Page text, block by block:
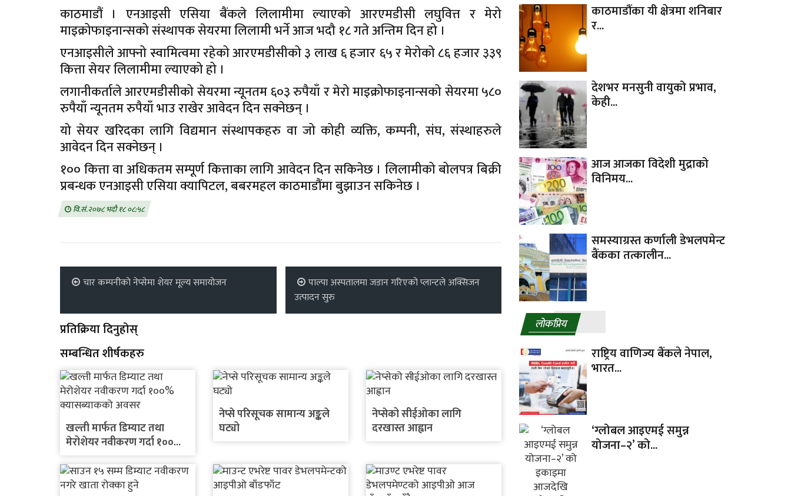
काठमाडौं । एनआइसी एसिया बैंकले लिलामीमा ल्याएको आरएमडीसी लघुवित्त र मेरो
माइक्रोफाइनान्सको संस्थापक सेयरमा लिलामी भर्ने आज भदौ १८ गते अन्तिम दिन हो ।
एनआइसीले आफ्नो स्वामित्वमा रहेको आरएमडीसीको ३ लाख ६ हजार ६५ र मेरोको ८६ हजार ३३९
कित्ता सेयर लिलामीमा ल्याएको हो ।
लगानीकर्ताले आरएमडीसीको सेयरमा न्यूनतम ६०३ रुपैयाँ र मेरो माइक्रोफाइनान्सको सेयरमा ५८०
रुपैयाँ न्यूनतम रुपैयाँ भाउ राखेर आवेदन दिन सक्नेछन् ।
यो सेयर खरिदका लागि विद्यमान संस्थापकहरु वा जो कोही व्यक्ति, कम्पनी, संघ, संस्थाहरुले
आवेदन दिन सक्नेछन् ।
१०० कित्ता वा अधिकतम सम्पूर्ण कित्ताका लागि आवेदन दिन सकिनेछ । लिलामीको बोलपत्र बिक्री
प्रबन्धक एनआइसी एसिया क्यापिटल, बबरमहल काठमाडौंमा बुझाउन सकिनेछ ।
वि.सं.२०७८ भदौ १८ ०८:५८
चार कम्पनीको नेप्सेमा शेयर मूल्य समायोजन
पाल्पा अस्पतालमा जडान गरिएको प्लान्टले अक्सिजन
उत्पादन सुरु
प्रतिक्रिया दिनुहोस्
सम्बन्धित शीर्षकहरु
खल्ती मार्फत डिम्याट तथा
मेरोशेयर नवीकरण गर्दा १००%
नेप्से परिसूचक सामान्य अङ्कले
घट्यो
नेप्सेको सीईओका लागि
दरखास्त आह्वान
काठमाडौंका यी क्षेत्रमा शनिबार
र...
देशभर मनसुनी वायुको प्रभाव,
केही...
आज आजका विदेशी मुद्राको
विनिमय...
समस्याग्रस्त कर्णाली डेभलपमेन्ट
बैंकका तत्कालीन...
लाेकप्रिय
राष्ट्रिय वाणिज्य बैंकले नेपाल,
भारत...
‘ग्लोबल आइएमई समुन्न
योजना–२’ को...